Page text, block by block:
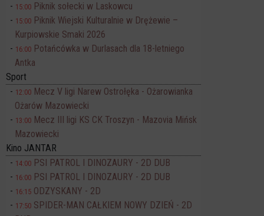
15:00 Piknik sołecki w Laskowcu
15:00 Piknik Wiejski Kulturalnie w Drężewie –
Kurpiowskie Smaki 2026
16:00 Potańcówka w Durlasach dla 18-letniego
Antka
Sport
12:00 Mecz V ligi Narew Ostrołęka - Ożarowianka
Ożarów Mazowiecki
13:00 Mecz III ligi KS CK Troszyn - Mazovia Mińsk
Mazowiecki
Kino JANTAR
14:00 PSI PATROL I DINOZAURY - 2D DUB
16:00 PSI PATROL I DINOZAURY - 2D DUB
16:15 ODZYSKANY - 2D
17:50 SPIDER-MAN CAŁKIEM NOWY DZIEŃ - 2D